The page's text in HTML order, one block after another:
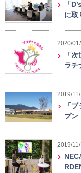
「
に取
2020/
「
ラチ
2019/
「
プン
2019/11/
NEC